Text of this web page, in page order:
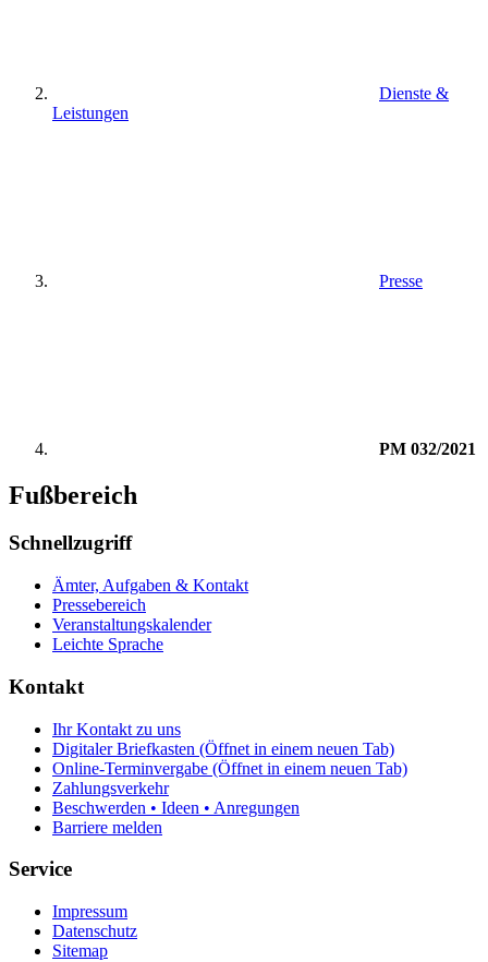
Dienste &
Leistungen
Presse
PM 032/2021
Fußbereich
Schnellzugriff
Ämter, Aufgaben & Kontakt
Pressebereich
Veranstaltungskalender
Leichte Sprache
Kontakt
Ihr Kontakt zu uns
Digitaler Briefkasten (Öffnet in einem neuen Tab)
Online-Terminvergabe (Öffnet in einem neuen Tab)
Zahlungsverkehr
Beschwerden • Ideen • Anregungen
Barriere melden
Service
Impressum
Datenschutz
Sitemap